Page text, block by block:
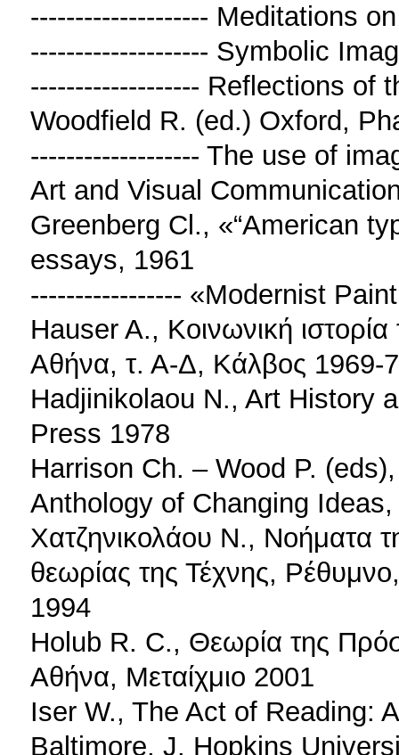
-------------------- Meditations
-------------------- Symbolic
------------------- Reflections of
Woodfield R. (ed.) Oxford,
------------------- The use of
Art and Visual
Greenberg Cl., «“American
essays, 1961
----------------- «Modernist
Hauser A., Κοινωνική
Αθήνα, τ. Α-Δ, Κάλβος 1969-
Hadjinikolaou N., Art History
Press 1978
Harrison Ch. – Wood P.
Anthology of Changing
Χατζηνικολάου Ν., Νοήματα
θεωρίας της Τέχνης,
1994
Holub R. C., Θεωρία της
Αθήνα, Μεταίχμιο 2001
Iser W., The Act of Reading:
Baltimore, J. Hopkins